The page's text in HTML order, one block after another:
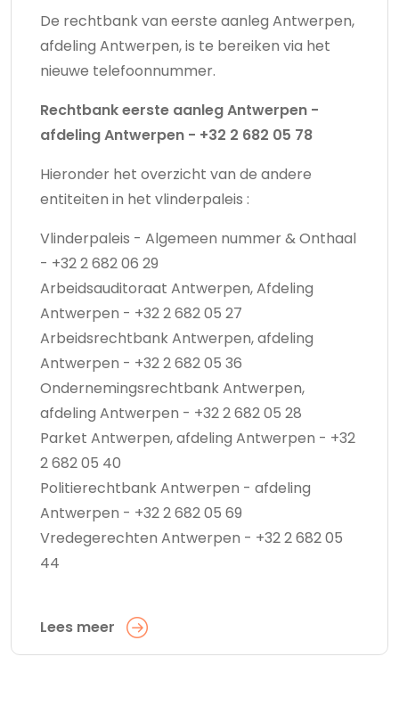
De rechtbank van eerste aanleg Antwerpen,
afdeling Antwerpen, is te bereiken via het
nieuwe telefoonnummer.
Rechtbank eerste aanleg Antwerpen -
afdeling Antwerpen - +32 2 682 05 78
Hieronder het overzicht van de andere
entiteiten in het vlinderpaleis :
Vlinderpaleis - Algemeen nummer & Onthaal
- +32 2 682 06 29
Arbeidsauditoraat Antwerpen, Afdeling
Antwerpen - +32 2 682 05 27
Arbeidsrechtbank Antwerpen, afdeling
Antwerpen - +32 2 682 05 36
Ondernemingsrechtbank Antwerpen,
afdeling Antwerpen - +32 2 682 05 28
Parket Antwerpen, afdeling Antwerpen - +32
2 682 05 40
Politierechtbank Antwerpen - afdeling
Antwerpen - +32 2 682 05 69
Vredegerechten Antwerpen - +32 2 682 05
44
Lees meer